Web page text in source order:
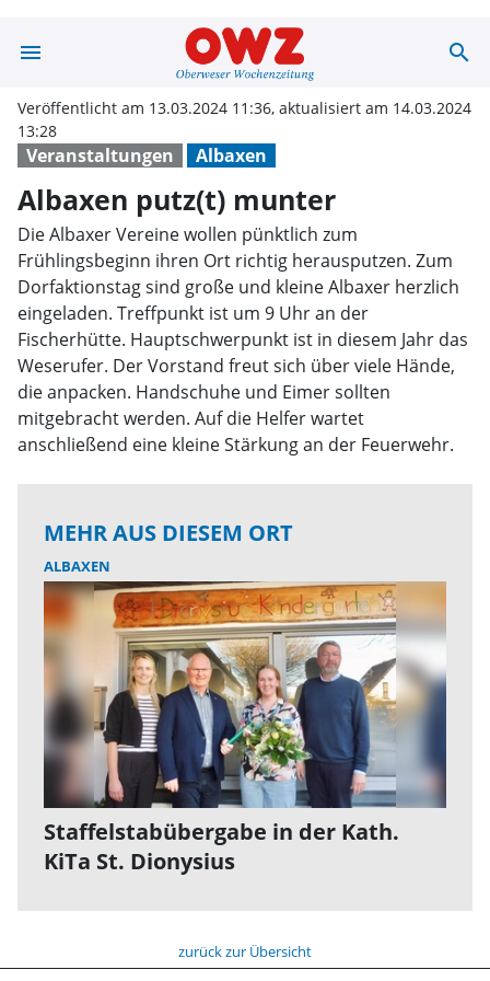
menu Albaxen putz(t)
search
Veranstaltungen Albaxen
Veröffentlicht am 13.03.2024 11:36, aktualisiert am 14.03.2024
13:28
Albaxen putz(t) munter
Die Albaxer Vereine wollen pünktlich zum
Frühlingsbeginn ihren Ort richtig herausputzen. Zum
Dorfaktionstag sind große und kleine Albaxer herzlich
eingeladen. Treffpunkt ist um 9 Uhr an der
Fischerhütte. Hauptschwerpunkt ist in diesem Jahr das
Weserufer. Der Vorstand freut sich über viele Hände,
die anpacken. Handschuhe und Eimer sollten
mitgebracht werden. Auf die Helfer wartet
anschließend eine kleine Stärkung an der Feuerwehr.
MEHR AUS DIESEM ORT
ALBAXEN
Staffelstabübergabe in der Kath.
KiTa St. Dionysius
zurück zur Übersicht